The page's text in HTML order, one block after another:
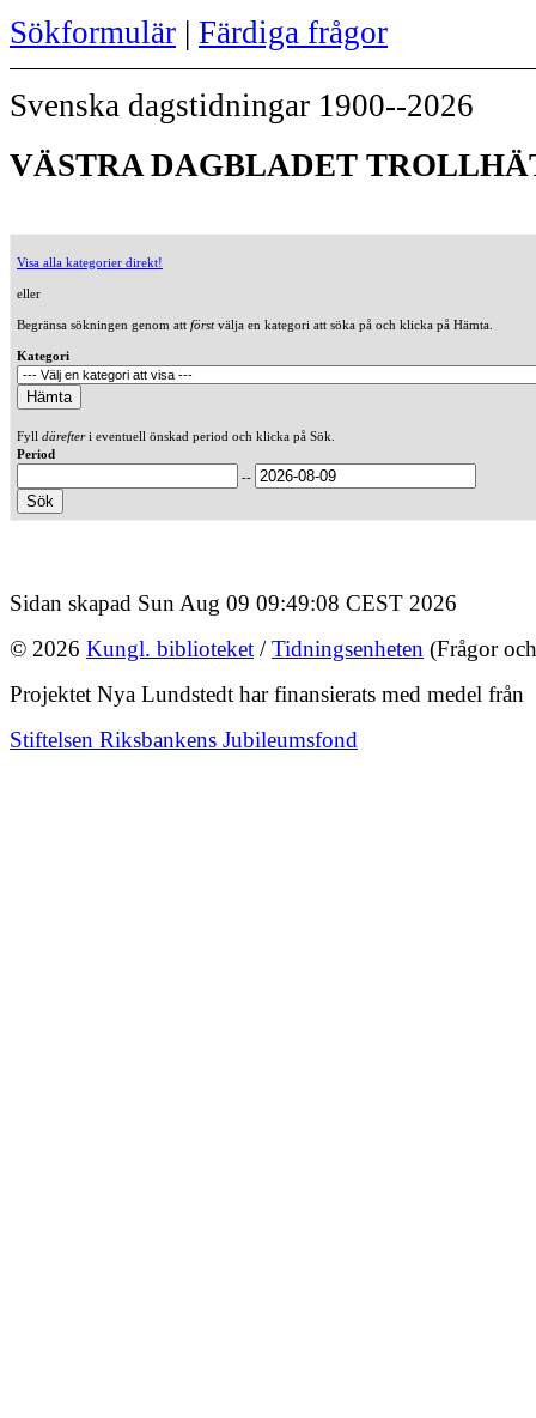
Sökformulär | Färdiga frågor
Svenska dagstidningar 1900--2026
VÄSTRA DAGBLADET
Visa alla kategorier direkt!
eller
Begränsa sökningen genom att förstvälja en kategori att söka på och klicka på Hämta.
Kategori
Fyll därefteri eventuell önskad period och klicka på Sök.
Period
--
Sidan skapad Sun Aug 09 09:49:08 CEST 2026
© 2026 Kungl. biblioteket /Tidningsenheten (Frågor
Projektet Nya Lundstedt har finansierats med medel från
Stiftelsen Riksbankens Jubileumsfond